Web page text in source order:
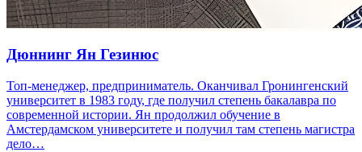
Дюннинг Ян Гезинюс
Топ-менеджер, предприниматель. Оканчивал Гронингенский
университет в 1983 году, где получил степень бакалавра по
современной истории. Ян продолжил обучение в
Амстердамском университете и получил там степень магистра
дело…